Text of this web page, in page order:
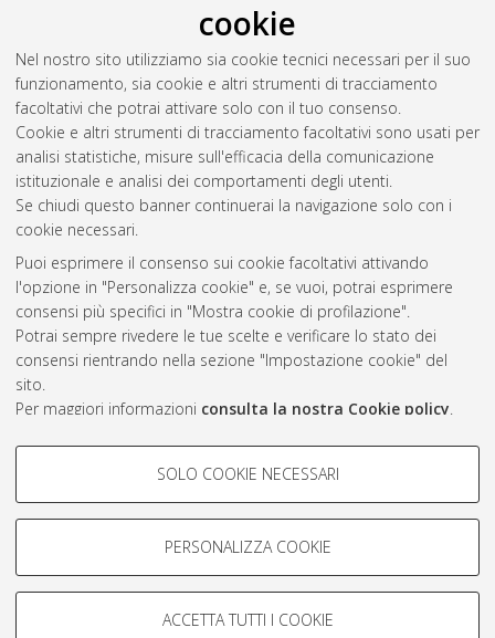
cookie
Nel nostro sito utilizziamo sia cookie tecnici necessari per il suo
funzionamento, sia cookie e altri strumenti di tracciamento
facoltativi che potrai attivare solo con il tuo consenso.
Cookie e altri strumenti di tracciamento facoltativi sono usati per
analisi statistiche, misure sull'efficacia della comunicazione
istituzionale e analisi dei comportamenti degli utenti.
Se chiudi questo banner continuerai la navigazione solo con i
cookie necessari.
Puoi esprimere il consenso sui cookie facoltativi attivando
l'opzione in "Personalizza cookie" e, se vuoi, potrai esprimere
consensi più specifici in "Mostra cookie di profilazione".
Potrai sempre rivedere le tue scelte e verificare lo stato dei
consensi rientrando nella sezione "Impostazione cookie" del
sito.
Per maggiori informazioni consulta la nostra Cookie policy
COOKIE DI PROFILAZIONE -
Si tratta di cookie utilizzati per analizzare le caratteristiche della
navigazione degli utenti, creare profili in base al loro comportamento
Mostra cookie di profilazione
SOLO COOKIE NECESSARI
PERSONALIZZA COOKIE
ACCETTA TUTTI I COOKIE
2024(1)
2022(2)
2019 (1)
2018(2)
2017(4)
Rss 1.0
Rss 2.0
AMS Laurea
Impostazioni Cookie
Informativa sulla privacy
Condizioni d’uso del sito